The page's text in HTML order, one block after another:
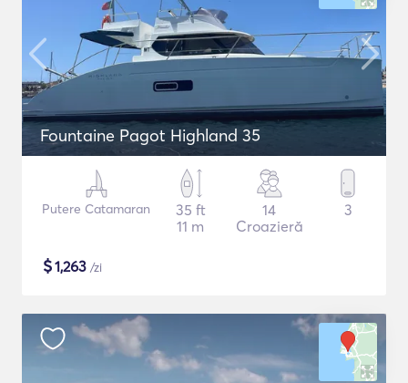
Fountaine Pagot Highland 35
Putere Catamaran
35 ft
11 m
14
Croazieră
3
$1,263 /zi